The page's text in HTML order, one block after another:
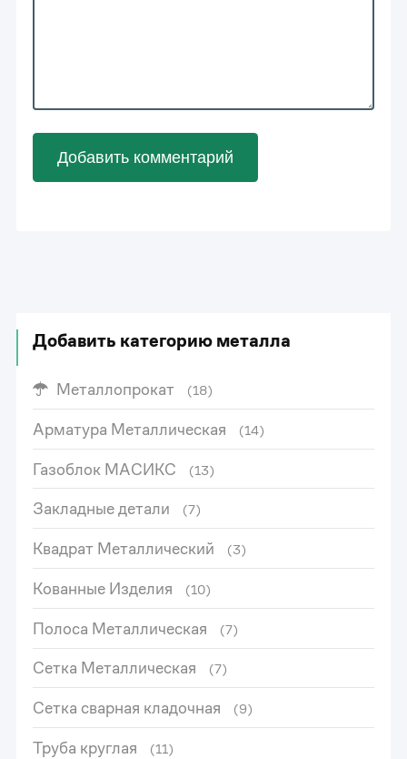
Добавить комментарий
Добавить категорию металла
Металлопрокат (18)
Арматура Металлическая (14)
Газоблок МАСИКС (13)
Закладные детали (7)
Квадрат Металлический (3)
Кованные Изделия (10)
Полоса Металлическая (7)
Сетка Металлическая (7)
Сетка сварная кладочная (9)
Труба круглая (11)